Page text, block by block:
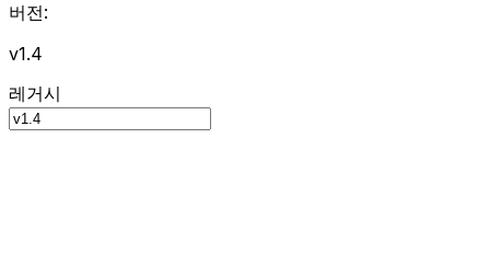
버전:
v1.4
레거시